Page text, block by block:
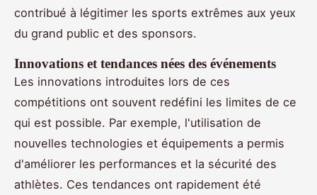
contribué à légitimer les sports extrêmes aux yeux
du grand public et des sponsors.
Innovations et tendances nées des événements
Les innovations introduites lors de ces
compétitions ont souvent redéfini les limites de ce
qui est possible. Par exemple, l'utilisation de
nouvelles technologies et équipements a permis
d'améliorer les performances et la sécurité des
athlètes. Ces tendances ont rapidement été